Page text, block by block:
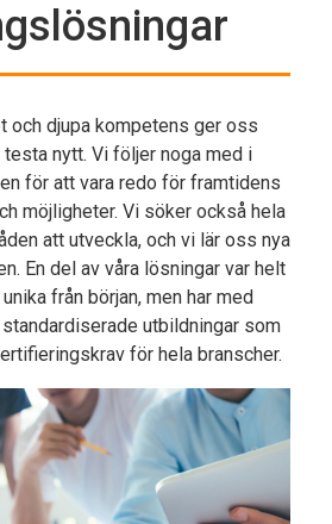
och djupa kompetens ger oss
nytt. Vi följer noga med i
för att vara redo för framtidens
möjligheter. Vi söker också hela
att utveckla, och vi lär oss nya
En del av våra lösningar var helt
från början, men har med
utbildningar som
för hela branscher.